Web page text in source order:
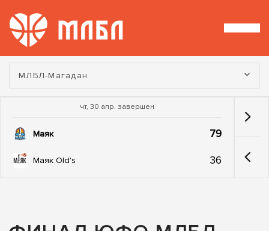
Турнир:
МЛБЛ-Магадан
чт, 30 апр. завершен
Маяк 79
Маяк Old's 36